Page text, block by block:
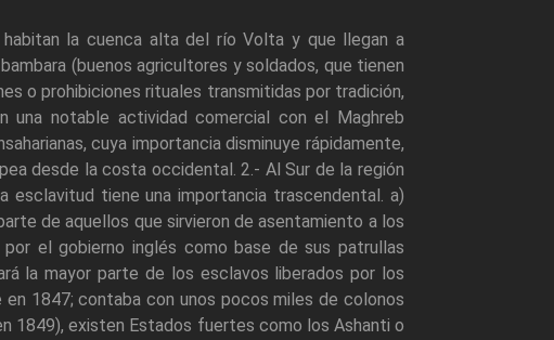
la cuenca alta del río Volta y que llegan a
(buenos agricultores y soldados, que tienen
o prohibiciones rituales transmitidas por tradición,
una notable actividad comercial con el Maghreb
cuya importancia disminuye rápidamente,
desde la costa occidental. 2.- Al Sur de la región
esclavitud tiene una importancia trascendental. a)
de aquellos que sirvieron de asentamiento a los
el gobierno inglés como base de sus patrullas
la mayor parte de los esclavos liberados por los
1847; contaba con unos pocos miles de colonos
1849), existen Estados fuertes como los Ashanti o